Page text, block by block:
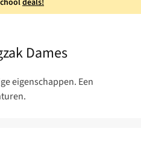
deals!
Dames
eigenschappen. Een